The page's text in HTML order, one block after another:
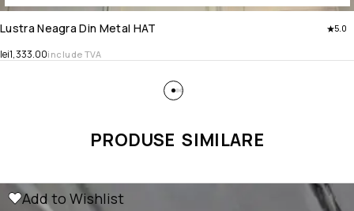
Lustra Neagra Din Metal HAT 5.0
lei1,333.00include TVA
PRODUSE SIMILARE
Add to Wishlist